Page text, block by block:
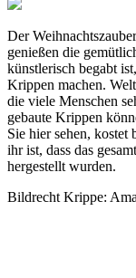
Der
genießen die
künstlerisch begabt
Krippen machen.
die viele Menschen
gebaute Krippen
Sie hier sehen, kostet
ihr ist, dass das
hergestellt wurden.
Bildrecht Krippe: